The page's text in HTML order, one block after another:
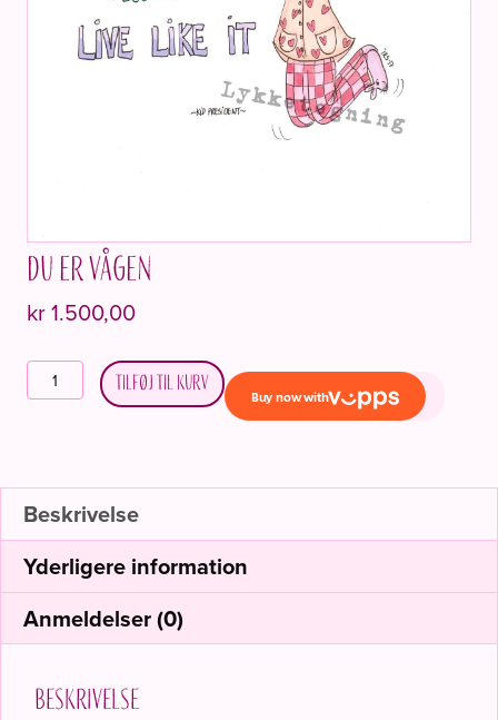
Du er vågen
kr1.500,00
You
are
Tilføj til kurv
Beskrivelse
Yderligere information
Anmeldelser (0)
Beskrivelse